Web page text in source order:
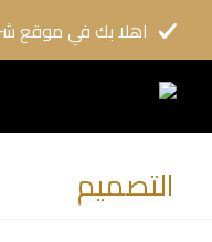
اهلا بك في موقع
التصميم